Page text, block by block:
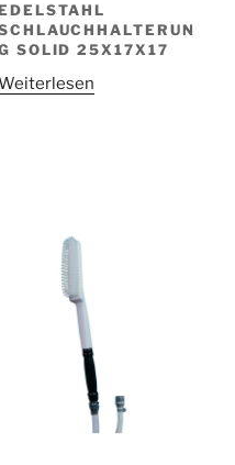
SOLID 25X17X17